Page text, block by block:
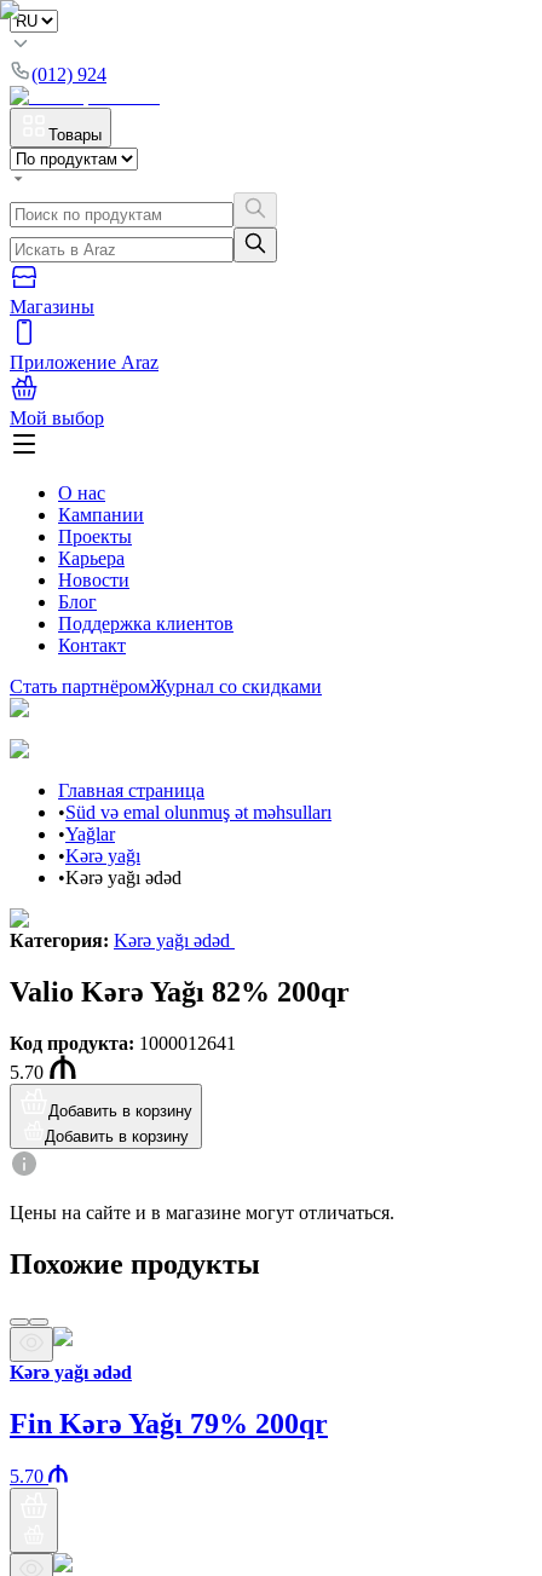
(012) 924
Товары
Магазины
Приложение Araz
Мой выбор
О нас
Кампании
Проекты
Карьера
Новости
Блог
Поддержка клиентов
Контакт
Стать партнёромЖурнал со скидками
Главная страница
•Süd və emal olunmuş ət məhsulları
•Yağlar
•Kərə yağı
•Kərə yağı ədəd
Категория: Kərə yağı ədəd
Valio Kərə Yağı 82% 200qr
Код продукта: 1000012641
5.70
Добавить в корзину
Добавить в корзину
Цены на сайте и в магазине могут отличаться.
Похожие продукты
Kərə yağı ədəd
Fin Kərə Yağı 79% 200qr
5.70